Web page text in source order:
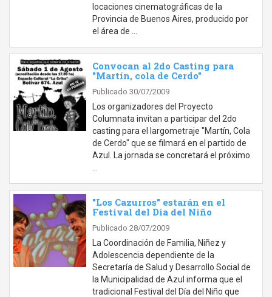
locaciones cinematográficas de la
Provincia de Buenos Aires, producido por
el área de …
Convocan al 2do Casting para
"Martín, cola de Cerdo"
Publicado 30/07/2009
Los organizadores del Proyecto
Columnata invitan a participar del 2do
casting para el largometraje "Martín, Cola
de Cerdo" que se filmará en el partido de
Azul. La jornada se concretará el próximo
"Los Cazurros" estarán en el
Festival del Dia del Niño
Publicado 28/07/2009
La Coordinación de Familia, Niñez y
Adolescencia dependiente de la
Secretaría de Salud y Desarrollo Social de
la Municipalidad de Azul informa que el
tradicional Festival del Día del Niño que